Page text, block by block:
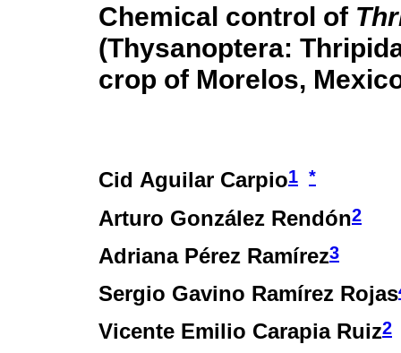
Chemical control of
(Thysanoptera:
crop of Morelos,
Cid Aguilar Carpio1 *
Arturo González Rendón2
Adriana Pérez Ramírez3
Sergio Gavino Ramírez Rojas
Vicente Emilio Carapia Ruiz2